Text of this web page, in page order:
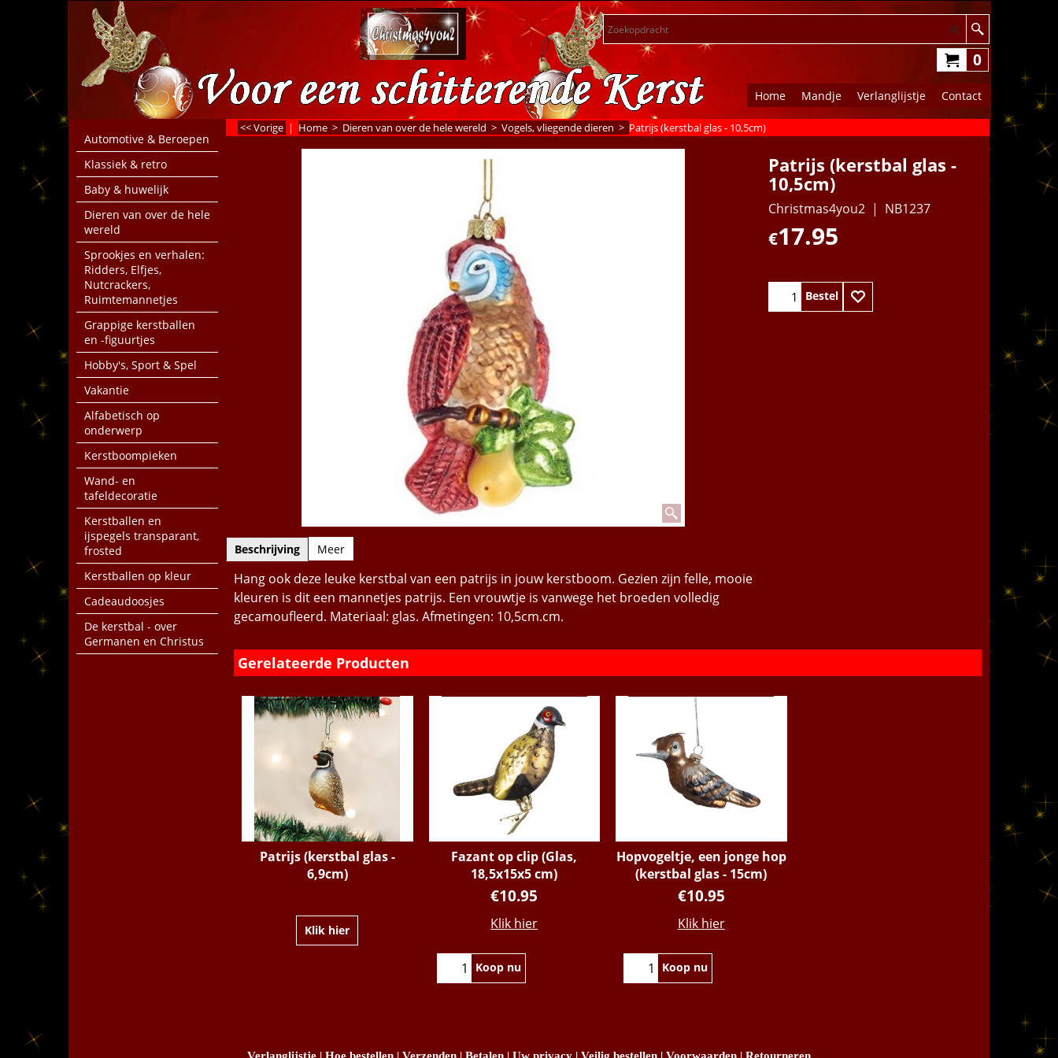
0
Home Mandje Verlanglijstje Contact
Automotive & Beroepen
Klassiek & retro
Baby & huwelijk
Dieren van over de hele
wereld
Sprookjes en verhalen:
Ridders, Elfjes,
Nutcrackers,
Ruimtemannetjes
Grappige kerstballen
en -figuurtjes
Hobby's, Sport & Spel
Vakantie
Alfabetisch op
onderwerp
Kerstboompieken
Wand- en
tafeldecoratie
Kerstballen en
ijspegels transparant,
frosted
Kerstballen op kleur
Cadeaudoosjes
De kerstbal - over
Germanen en Christus
<< Vorige | Home > Dieren van over de hele wereld > Vogels, vliegende dieren > Patrijs (kerstbal glas - 10,5cm)
Patrijs (kerstbal glas -
10,5cm)
Christmas4you2 NB1237
€17.95
Bestel
Beschrijving Meer
Hang ook deze leuke kerstbal van een patrijs in jouw kerstboom. Gezien zijn felle, mooie
kleuren is dit een mannetjes patrijs. Een vrouwtje is vanwege het broeden volledig
gecamoufleerd. Materiaal: glas. Afmetingen: 10,5cm.cm.
Gerelateerde Producten
Patrijs (kerstbal glas -
6,9cm)
Klik hier
Fazant op clip (Glas,
18,5x15x5 cm)
€10.95
Klik hier
Koop nu
Hopvogeltje, een jonge hop
(kerstbal glas - 15cm)
€10.95
Klik hier
Koop nu